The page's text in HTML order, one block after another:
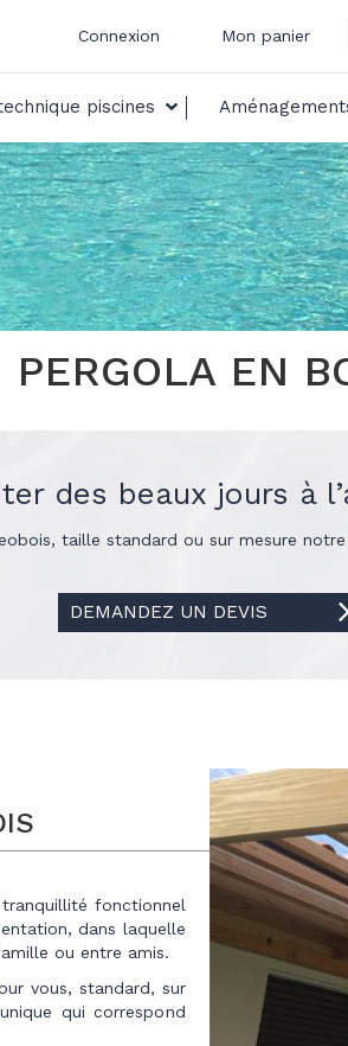
Connexion Mon panier
piscines
PERGOLA EN
des beaux jours à
taille standard ou sur mesure
DEMANDEZ UN DEVIS
tranquillité fonctionnel
dans laquelle
ou entre amis.
vous, standard, sur
qui correspond